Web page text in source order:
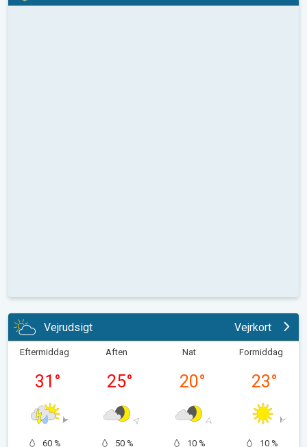
Vejrudsigt Vejrkort
Eftermiddag
31 °
60 %
Aften
25°
50 %
Nat
20°
10 %
Formiddag
23°
10 %